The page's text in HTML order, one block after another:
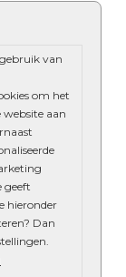
van
om het
website aan
geeft
hieronder
Dan